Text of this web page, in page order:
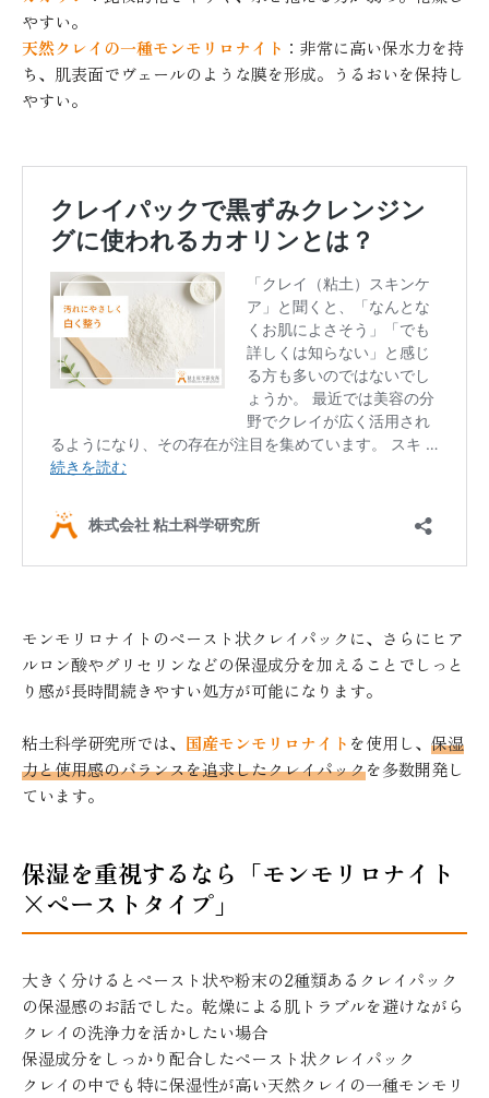
やすい。
天然クレイの一種モンモリロナイト ：非常に高い保水力を持
ち、肌表面でヴェールのような膜を形成。うるおいを保持し
やすい。
モンモリロナイトのペースト状クレイパックに、さらにヒア
ルロン酸やグリセリンなどの保湿成分を加えることでしっと
り感が長時間続きやすい処方が可能になります。
粘土科学研究所では、 国産モンモリロナイト を使用し、 保湿
力と使用感のバランスを追求したクレイパックを多数開発し
ています。
保湿を重視するなら「モンモリロナイト
×ペーストタイプ」
大きく分けるとペースト状や粉末の2種類あるクレイパック
の保湿感のお話でした。乾燥による肌トラブルを避けながら
クレイの洗浄力を活かしたい場合
保湿成分をしっかり配合したペースト状クレイパック
クレイの中でも特に保湿性が高い天然クレイの一種モンモリ